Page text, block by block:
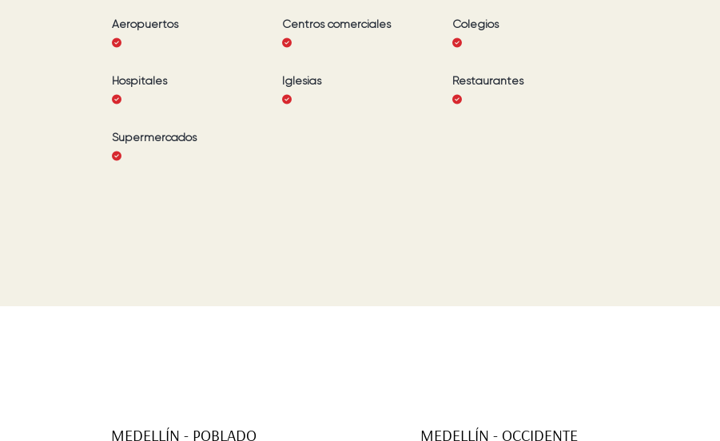
Aeropuertos Centros comerciales Colegios
Hospitales Iglesias Restaurantes
Supermercados
MEDELLÍN - POBLADO MEDELLÍN - OCCIDENTE